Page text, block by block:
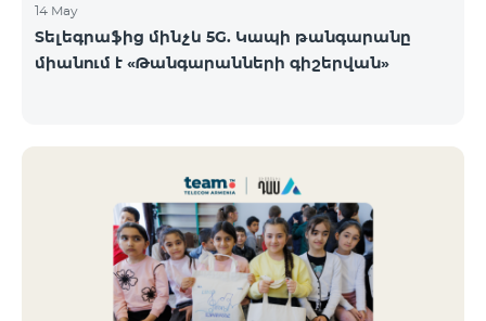
14 May
Տելեգրաֆից մինչև 5G. Կապի թանգարանը
միանում է «Թանգարանների գիշերվան»